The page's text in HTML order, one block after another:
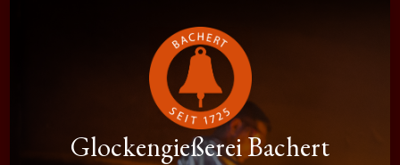
Glockengießerei Bachert